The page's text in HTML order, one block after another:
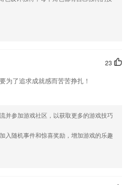
地创建学习计划，迅速分配学习任务；实
漫无目的。
势
学生故事，成为连通家校的新通道。
本翻译、日语翻译软件，准确的日语翻译
用日语输入法、日文输入法、日语键盘练
语手写输入实时翻译日语助手！
析，助你牢记常考、易错点！
习计划，获取学习资料和学习方法.
其他考生的前端。
23
为了追求成就感而苦苦挣扎！
并参加游戏社区，以获取更多的游戏技巧
加入随机事件和惊喜奖励，增加游戏的乐趣